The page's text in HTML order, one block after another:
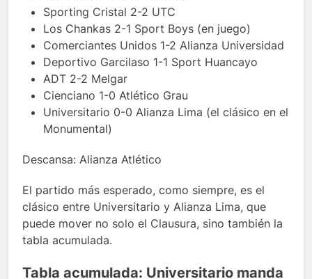
Sporting Cristal 2-2 UTC
Los Chankas 2-1 Sport Boys (en juego)
Comerciantes Unidos 1-2 Alianza Universidad
Deportivo Garcilaso 1-1 Sport Huancayo
ADT 2-2 Melgar
Cienciano 1-0 Atlético Grau
Universitario 0-0 Alianza Lima (el clásico en el
Monumental)
Descansa: Alianza Atlético
El partido más esperado, como siempre, es el
clásico entre Universitario y Alianza Lima, que
puede mover no solo el Clausura, sino también la
tabla acumulada.
Tabla acumulada: Universitario manda